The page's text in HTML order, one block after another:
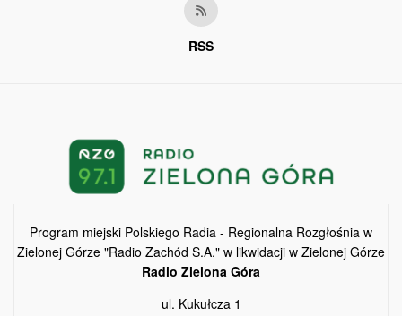
RSS
Program miejski Polskiego Radia - Regionalna Rozgłośnia w
Zielonej Górze "Radio Zachód S.A." w likwidacji w Zielonej Górze
Radio Zielona Góra
ul. Kukułcza 1